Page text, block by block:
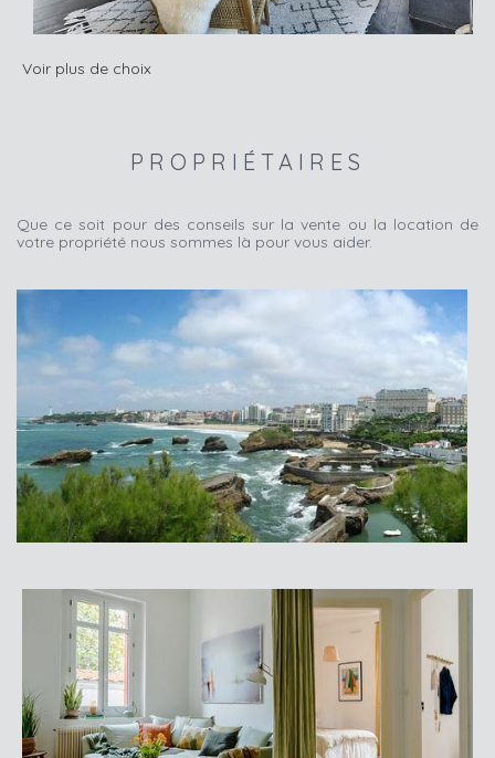
Voir plus de choix
PROPRIÉTAIRES
Que ce soit pour des conseils sur la vente ou la location de
votre propriété nous sommes là pour vous aider.